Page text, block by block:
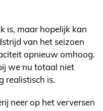
is, maar hopelijk kan
van het seizoen
opnieuw omhoog.
we nu totaal niet
realistisch is.
neer op het verversen